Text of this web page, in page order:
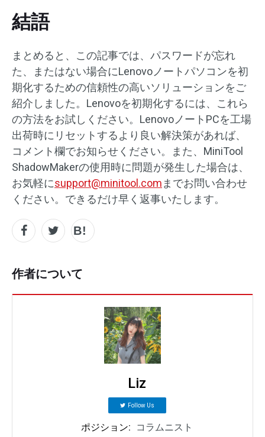
結語
まとめると、この記事では、パスワードが忘れ
た、またはない場合にLenovoノートパソコンを初
期化するための信頼性の高いソリューションをご
紹介しました。Lenovoを初期化するには、これら
の方法をお試しください。LenovoノートPCを工場
出荷時にリセットするより良い解決策があれば、
コメント欄でお知らせください。また、MiniTool
ShadowMakerの使用時に問題が発生した場合は、
お気軽にsupport@minitool.com までお問い合わせ
ください。できるだけ早く返事いたします。
作者について
Liz
Follow Us
ポジション:
コラムニスト